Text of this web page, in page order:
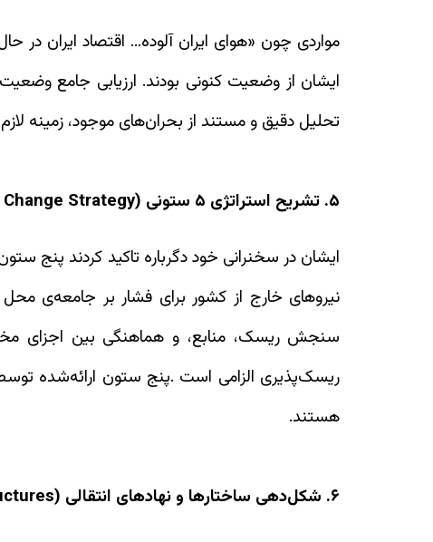
مواردی چون «هوای ایران آلوده… اقتصاد ایران در
ایشان از وضعیت کنونی بودند. ارزیابی جامع
تحلیل دقیق و مستند از بحران‌های موجود، زمینه
۵. تشریح استراتژی ۵ ستونی (Strategic Pillars Change Strategy)
ایشان در سخنرانی خود دگرباره تاکید کردند پنج
نیروهای خارج از کشور برای فشار بر جامعه‌ی محل
سنجش ریسک، منابع، و هماهنگی بین اجزای
ریسک‌پذیری الزامی است .پنج ستون ارائه‌شده
هستند.
۶. شکل‌دهی ساختارها و نهادهای انتقالی (Governance & Transition Structures)